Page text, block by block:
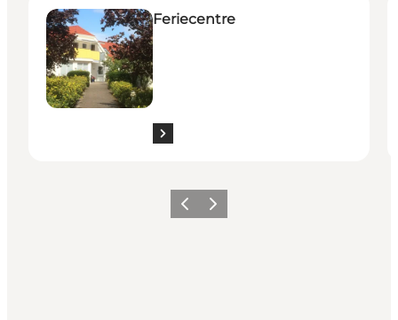
Feriecentre
Forrige billede
Næste billede